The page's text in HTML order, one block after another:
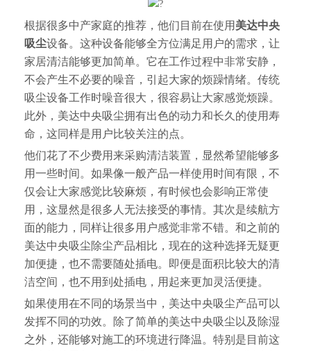
?
根据很多中产家庭的推荐，他们目前在使用 美达中央
吸尘设备。这种设备能够全方位满足用户的需求，让
家居清洁能够更加简单。它在工作过程中非常安静，
不会产生不必要的噪音，引起大家的烦躁情绪。传统
吸尘设备工作时噪音很大，很容易让大家感觉烦躁。
此外，美达中央吸尘拥有出色的动力和长久的使用寿
命，这同样是用户比较关注的点。
他们花了不少费用来采购清洁装置，显然希望能够多
用一些时间。如果像一般产品一样使用时间有限，不
仅会让大家感觉比较麻烦，有时候也会影响正常使
用，这显然是很多人无法接受的事情。其次是续航方
面的能力，同样让很多用户感觉非常不错。和之前的
美达中央吸尘除尘产品相比，现在的这种选择无疑更
加便捷，也不需要随处插电。即便是面积比较大的清
洁空间，也不用到处插电，用起来更加灵活便捷。
如果使用在不同的场景当中，美达中央吸尘产品可以
发挥不同的功效。除了简单的美达中央吸尘以及除湿
之外，还能够对施工的环境进行降温。特别是目前这